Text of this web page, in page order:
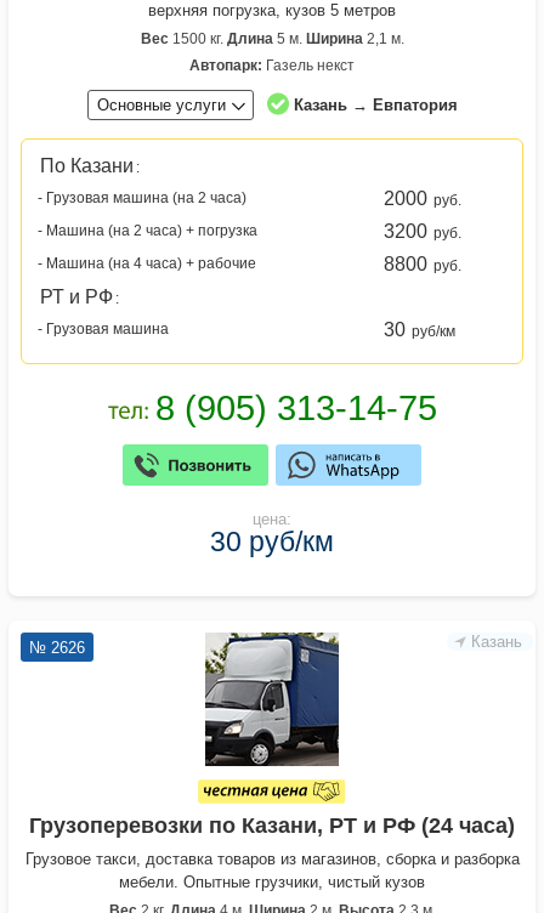
верхняя погрузка, кузов 5 метров
Вес1500 кг. Длина5 м. Ширина2,1 м.
Автопарк: Газель некст
Основные услуги Казань → Евпатория
По Казани :
- Грузовая машина (на 2 часа)
2000 руб.
- Машина (на 2 часа) + погрузка
3200 руб.
- Машина (на 4 часа) + рабочие
8800 руб.
РТ и РФ :
- Грузовая машина
30 руб/км
цена:
30 руб/км
Казань
№ 2626
Грузоперевозки по Казани, РТ и РФ (24 часа)
Грузовое такси, доставка товаров из магазинов, сборка и разборка
мебели. Опытные грузчики, чистый кузов